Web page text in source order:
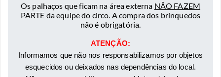
Os palhaços que ficam na área externa NÃO FAZEM
PARTE da equipe do circo. A compra dos brinquedos
não é obrigatória.
ATENÇÃO:
Informamos que não nos responsabilizamos por objetos
esquecidos ou deixados nas dependências do local.